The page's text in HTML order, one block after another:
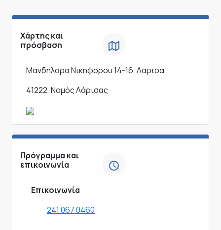
Χάρτης και
πρόσβαση
Μανδηλαρα Νικηφορου 14-16, Λαρισα
41222, Νομός Λάρισας
Πρόγραμμα και
επικοινωνία
Επικοινωνία
241 067 0460